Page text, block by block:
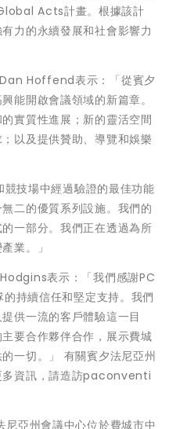
Acts計畫。根據該計
力的永續發展和社會影響力
Hoffend表示：「從賓夕
能開啟會議領域的新篇章。
實質性進展；新的靈活空間
以及提供贊助、導覽和娛樂
技場中經過驗證的最佳功能
二的優質系列設施。我們的
一部分。我們正在透過為所
業。」
表示：「我們感謝PC
持續信任和堅定支持。我們
供一流的客戶體驗這一目
要合作夥伴合作，展示費城
一切。」 有關賓夕法尼亞州
多資訊，請造訪paconventi
亞州會議中心位於費城市中